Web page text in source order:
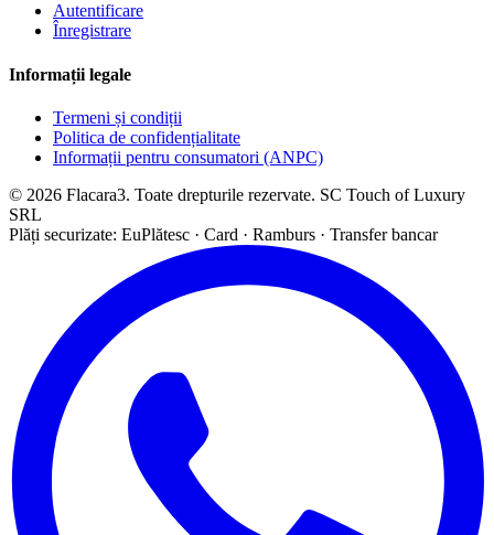
Autentificare
Înregistrare
Informații legale
Termeni și condiții
Politica de confidențialitate
Informații pentru consumatori (ANPC)
© 2026 Flacara3. Toate drepturile rezervate. SC Touch of Luxury
SRL
Plăți securizate: EuPlătesc · Card · Ramburs · Transfer bancar